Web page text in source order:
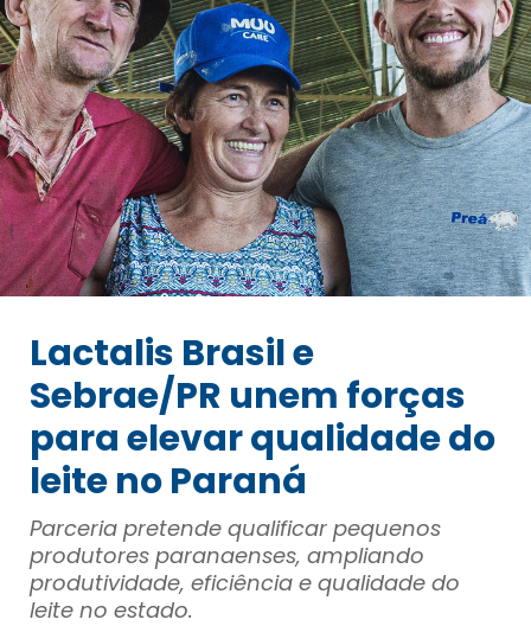
Lactalis Brasil e
Sebrae/PR unem forças
para elevar qualidade do
leite no Paraná
Parceria pretende qualificar pequenos
produtores paranaenses, ampliando
produtividade, eficiência e qualidade do
leite no estado.